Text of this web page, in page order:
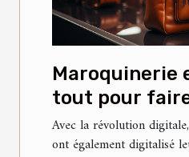
Maroquinerie
tout pour
idéal ?
Avec la révolution
ont également digitalisé